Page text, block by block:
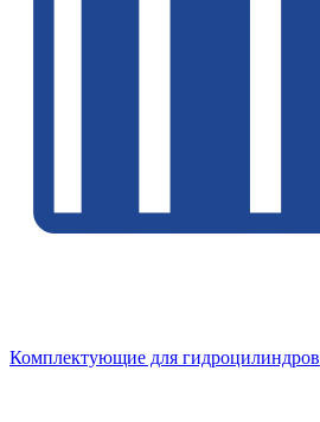
Комплектующие для гидроцилиндров